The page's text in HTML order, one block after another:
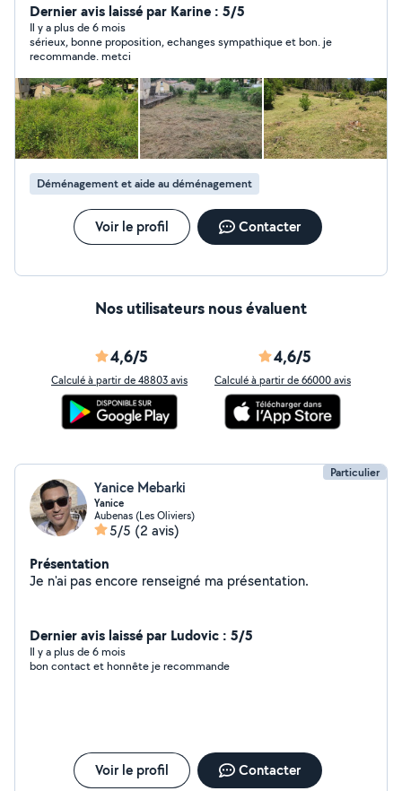
électrique ainsi que dépannage d'urgence. Entretien des
espaces verts (taille de haie, tonte, débroussaillage,
élagage de petit arbres, etc.) Multi-service (pose de
parquet, pose de cuisine, placo, plâtres, peinture, etc.)
N'hésitez pas à me joindre et à me parler de vos projets
!
Dernier avis laissé par Karine : 5/5
Il y a plus de 6 mois
sérieux, bonne proposition, echanges sympathique et bon. je
recommande. metci
Déménagement et aide au déménagement
Voir le profil Contacter
Nos utilisateurs nous évaluent
4,6/5
Calculé à partir de 48803 avis
4,6/5
Calculé à partir de 66000 avis
Particulier
Yanice Mebarki
Yanice
Aubenas (Les Oliviers)
5/5 (2 avis)
Présentation
Je n'ai pas encore renseigné ma présentation.
Dernier avis laissé par Ludovic : 5/5
Il y a plus de 6 mois
bon contact et honnête je recommande
Voir le profil Contacter